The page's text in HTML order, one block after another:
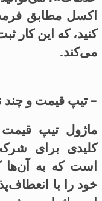
اکسل مطابق
کنید، که این کار
می‌کند.
– تیپ قیمت و
ماژول تیپ
کلیدی برای
است که به
خود را با